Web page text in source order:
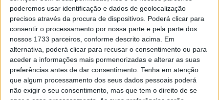
poderemos usar identificação e dados de geolocalização
precisos através da procura de dispositivos. Poderá clicar para
consentir o processamento por nossa parte e pela parte dos
nossos 1733 parceiros, conforme descrito acima. Em
alternativa, poderá clicar para recusar o consentimento ou para
aceder a informações mais pormenorizadas e alterar as suas
preferências antes de dar consentimento. Tenha em atenção
que algum processamento dos seus dados pessoais poderá
não exigir o seu consentimento, mas que tem o direito de se
Vildemoinhos e Viseu 2001. Tem já 9
internacionalizações por Portugal, cinco das quais na
equipa Sub19, enquanto Joana Caiado, média defensiva
doSporting , e que também representou o Lusitano e o
Viseu 2001, já vestiu a camisola das ‘quinas’ em 39
ocasiões, e já com oito presenças nas Sub19.
O primeiro jogo das Sub19 de Portugal nesta Ronda de